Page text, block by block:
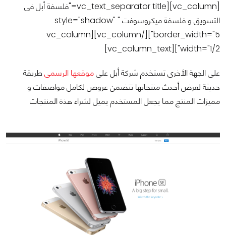
[vc_column][vc_text_separator title="فلسفة أبل فى
التسويق و فلسفة ميكروسوفت " style="shadow"
border_width="5"][/vc_column][vc_column
width="1/2"][vc_column_text]
على الجهة الأخرى تستخدم شركة أبل علىموقعها الرسمى طريقة
حديثة لعرض أحدث منتجاتها تتضمن عروض لكامل مواصفات و
مميزات المنتج مما يجعل المستخدم يميل لشراء هذة المنتجات